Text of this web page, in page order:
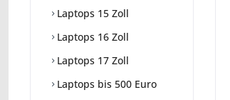
Laptops 15 Zoll
Laptops 16 Zoll
Laptops 17 Zoll
Laptops bis 500 Euro